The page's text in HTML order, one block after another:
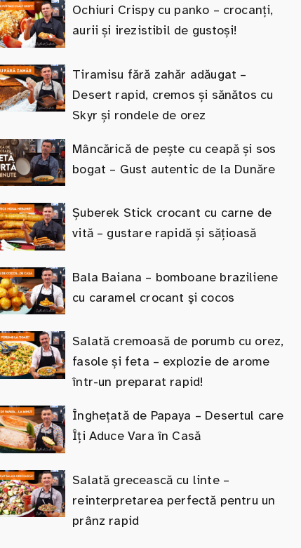
Ochiuri Crispy cu panko – crocanți,
aurii și irezistibil de gustoși!
Tiramisu fără zahăr adăugat –
Desert rapid, cremos și sănătos cu
Skyr și rondele de orez
Mâncărică de pește cu ceapă și sos
bogat – Gust autentic de la Dunăre
Șuberek Stick crocant cu carne de
vită – gustare rapidă și sățioasă
Bala Baiana – bomboane braziliene
cu caramel crocant şi cocos
Salată cremoasă de porumb cu orez,
fasole și feta – explozie de arome
într-un preparat rapid!
Înghețată de Papaya – Desertul care
Îți Aduce Vara în Casă
Salată grecească cu linte –
reinterpretarea perfectă pentru un
prânz rapid